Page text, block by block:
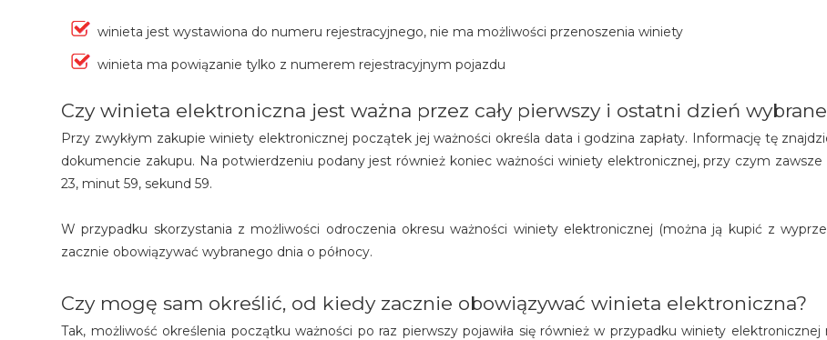
winieta jest wystawiona do numeru rejestracyjnego, nie ma możliwości przenoszenia winiety
winieta ma powiązanie tylko z numerem rejestracyjnym pojazdu
Czy winieta elektroniczna jest ważna przez cały pierwszy i ostatni dzień
Przy zwykłym zakupie winiety elektronicznej początek jej ważności określa data i godzina zapłaty. Informację tę
dokumencie zakupu. Na potwierdzeniu podany jest również koniec ważności winiety elektronicznej, przy czym
23, minut 59, sekund 59.
W przypadku skorzystania z możliwości odroczenia okresu ważności winiety elektronicznej (można ją kupić z
zacznie obowiązywać wybranego dnia o północy.
Czy mogę sam określić, od kiedy zacznie obowiązywać winieta elektroniczna?
Tak, możliwość określenia początku ważności po raz pierwszy pojawiła się również w przypadku winiety